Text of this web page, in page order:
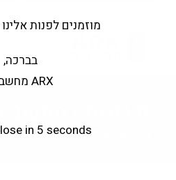
Products
> זכרונות > זכרונות
מוזמנים לפנות
בברכה,
ARX מחשבים
in 4 seconds